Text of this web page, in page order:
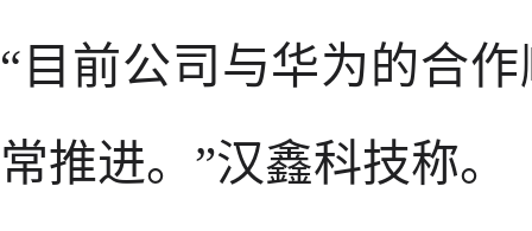
“目前公司与华为的合
常推进。”汉鑫科技称。